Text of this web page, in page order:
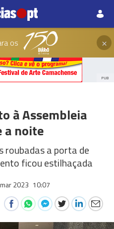
os ×
PUB
à Assembleia
a noite
roubadas a porta de
ficou estilhaçada
2023 10:07